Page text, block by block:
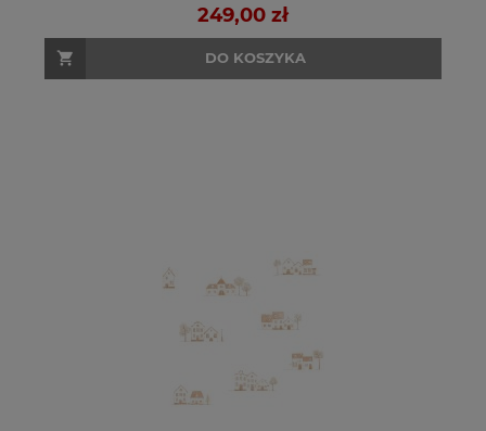
249,00 zł
DO KOSZYKA